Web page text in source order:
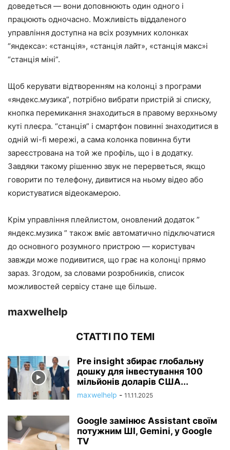
доведеться — вони доповнюють один одного і
працюють одночасно. Можливість віддаленого
управління доступна на всіх розумних колонках
“яндекса»: «станція», «станція лайт», «станція макс»і
“станція міні”.
Щоб керувати відтворенням на колонці з програми
«яндекс.музика”, потрібно вибрати пристрій зі списку,
кнопка перемикання знаходиться в правому верхньому
куті плеєра. “станція” і смартфон повинні знаходитися в
одній wi-fi мережі, а сама колонка повинна бути
зареєстрована на той же профіль, що і в додатку.
Завдяки такому рішенню звук не перерветься, якщо
говорити по телефону, дивитися на ньому відео або
користуватися відеокамерою.
Крім управління плейлистом, оновлений додаток ”
яндекс.музика ” також вміє автоматично підключатися
до основного розумного пристрою — користувач
завжди може подивитися, що грає на колонці прямо
зараз. Згодом, за словами розробників, список
можливостей сервісу стане ще більше.
maxwelhelp
СТАТТІ ПО ТЕМІ
Pre insight збирає глобальну
дошку для інвестування 100
мільйонів доларів США...
maxwelhelp - 11.11.2025
Google замінює Assistant своїм
потужним ШІ, Gemini, у Google
TV